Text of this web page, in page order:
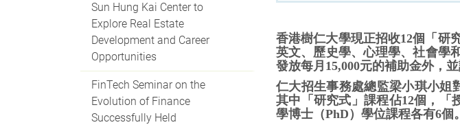
Sun Hung Kai Center to
Explore Real Estate
Development and Career
Opportunities
FinTech Seminar on the
Evolution of Finance
Successfully Held
香港樹仁大學現正招收12個「研
英文、歷史學、心理學、社會學
發放每月15,000元的補助金外，
仁大招生事務處總監梁小琪小姐
其中「研究式」課程佔12個，「
學博士（PhD）學位課程各有6個